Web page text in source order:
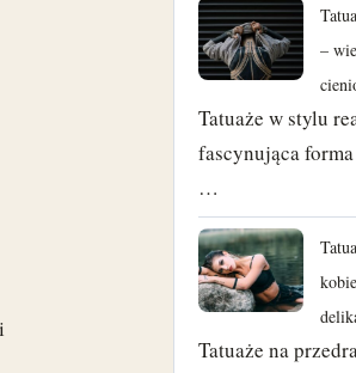
–
Tatuaże w stylu
fascynująca
…
Tatuaże na